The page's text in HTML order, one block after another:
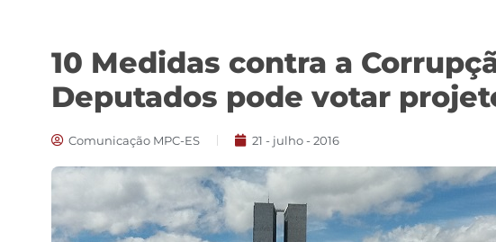
10 Medidas contra a
Deputados pode votar
Comunicação MPC-ES 21 - julho - 2016